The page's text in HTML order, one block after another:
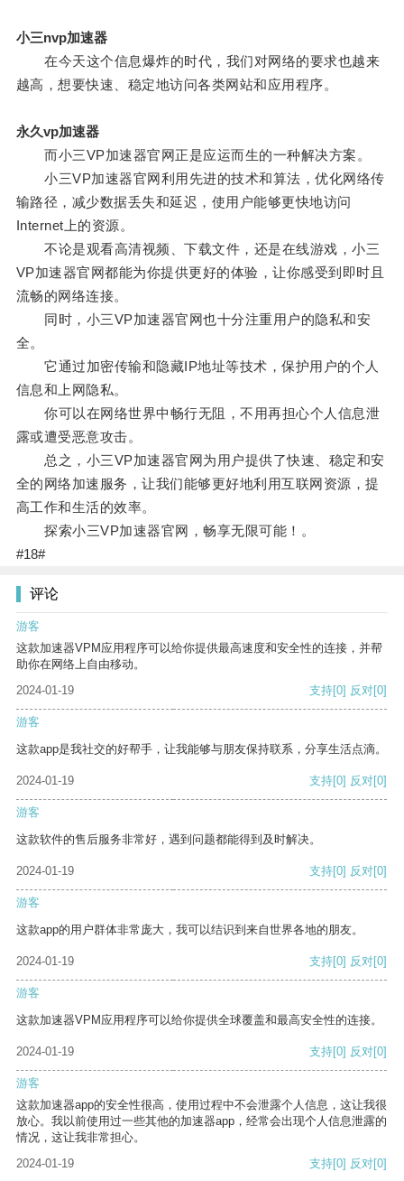
小三nvp加速器
在今天这个信息爆炸的时代，我们对网络的要求也越来
越高，想要快速、稳定地访问各类网站和应用程序。
永久vp加速器
而小三VP加速器官网正是应运而生的一种解决方案。
小三VP加速器官网利用先进的技术和算法，优化网络传
输路径，减少数据丢失和延迟，使用户能够更快地访问
Internet上的资源。
不论是观看高清视频、下载文件，还是在线游戏，小三
VP加速器官网都能为你提供更好的体验，让你感受到即时且
流畅的网络连接。
同时，小三VP加速器官网也十分注重用户的隐私和安
全。
它通过加密传输和隐藏IP地址等技术，保护用户的个人
信息和上网隐私。
你可以在网络世界中畅行无阻，不用再担心个人信息泄
露或遭受恶意攻击。
总之，小三VP加速器官网为用户提供了快速、稳定和安
全的网络加速服务，让我们能够更好地利用互联网资源，提
高工作和生活的效率。
探索小三VP加速器官网，畅享无限可能！。
#18#
评论
游客
这款加速器VPM应用程序可以给你提供最高速度和安全性的连接，并帮
助你在网络上自由移动。
2024-01-19
支持[0] 反对[0]
游客
这款app是我社交的好帮手，让我能够与朋友保持联系，分享生活点滴。
2024-01-19 支持[0] 反对[0]
游客
这款软件的售后服务非常好，遇到问题都能得到及时解决。
2024-01-19 支持[0] 反对[0]
游客
这款app的用户群体非常庞大，我可以结识到来自世界各地的朋友。
2024-01-19 支持[0] 反对[0]
游客
这款加速器VPM应用程序可以给你提供全球覆盖和最高安全性的连接。
2024-01-19 支持[0] 反对[0]
游客
这款加速器app的安全性很高，使用过程中不会泄露个人信息，这让我很
放心。我以前使用过一些其他的加速器app，经常会出现个人信息泄露的
情况，这让我非常担心。
2024-01-19
支持[0] 反对[0]